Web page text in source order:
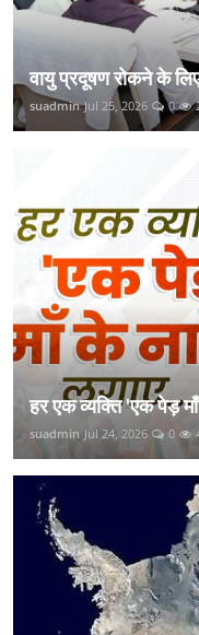
वायु प्रदूषण रोकने के
suadmin Jul 25, 2026 0
हर एक व्यक्ति 'एक पेड़
suadmin Jul 24, 2026 0